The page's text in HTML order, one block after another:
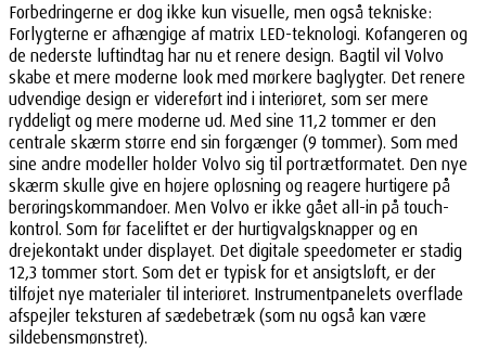
Forbedringerne er dog ikke kun visuelle, men også tekniske:
Forlygterne er afhængige af matrix LED-teknologi. Kofangeren og
de nederste luftindtag har nu et renere design. Bagtil vil Volvo
skabe et mere moderne look med mørkere baglygter. Det renere
udvendige design er videreført ind i interiøret, som ser mere
ryddeligt og mere moderne ud. Med sine 11,2 tommer er den
centrale skærm større end sin forgænger (9 tommer). Som med
sine andre modeller holder Volvo sig til portrætformatet. Den nye
skærm skulle give en højere opløsning og reagere hurtigere på
berøringskommandoer. Men Volvo er ikke gået all-in på touch-
kontrol. Som før faceliftet er der hurtigvalgsknapper og en
drejekontakt under displayet. Det digitale speedometer er stadig
12,3 tommer stort. Som det er typisk for et ansigtsløft, er der
tilføjet nye materialer til interiøret. Instrumentpanelets overflade
afspejler teksturen af sædebetræk (som nu også kan være
sildebensmønstret).